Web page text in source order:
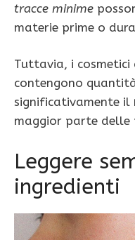
tracce minime
materie prime o
Tuttavia, i cosmetici
contengono
significativamente il
maggior parte delle
Leggere
ingredienti